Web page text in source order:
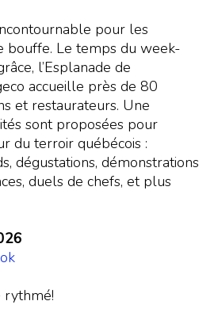
pour les
bouffe. Le temps du week-
l’Esplanade de
accueille près de 80
et restaurateurs. Une
sont proposées pour
du terroir québécois :
dégustations, démonstrations
duels de chefs, et plus
rythmé!